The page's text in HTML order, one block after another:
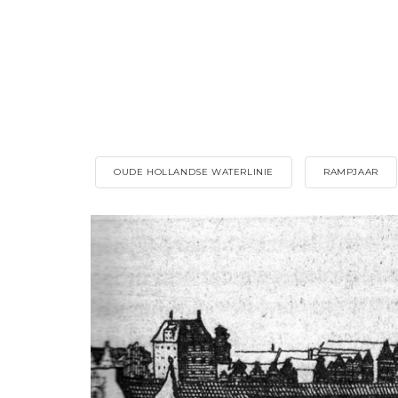
OUDE HOLLANDSE WATERLINIE RAMPJAAR